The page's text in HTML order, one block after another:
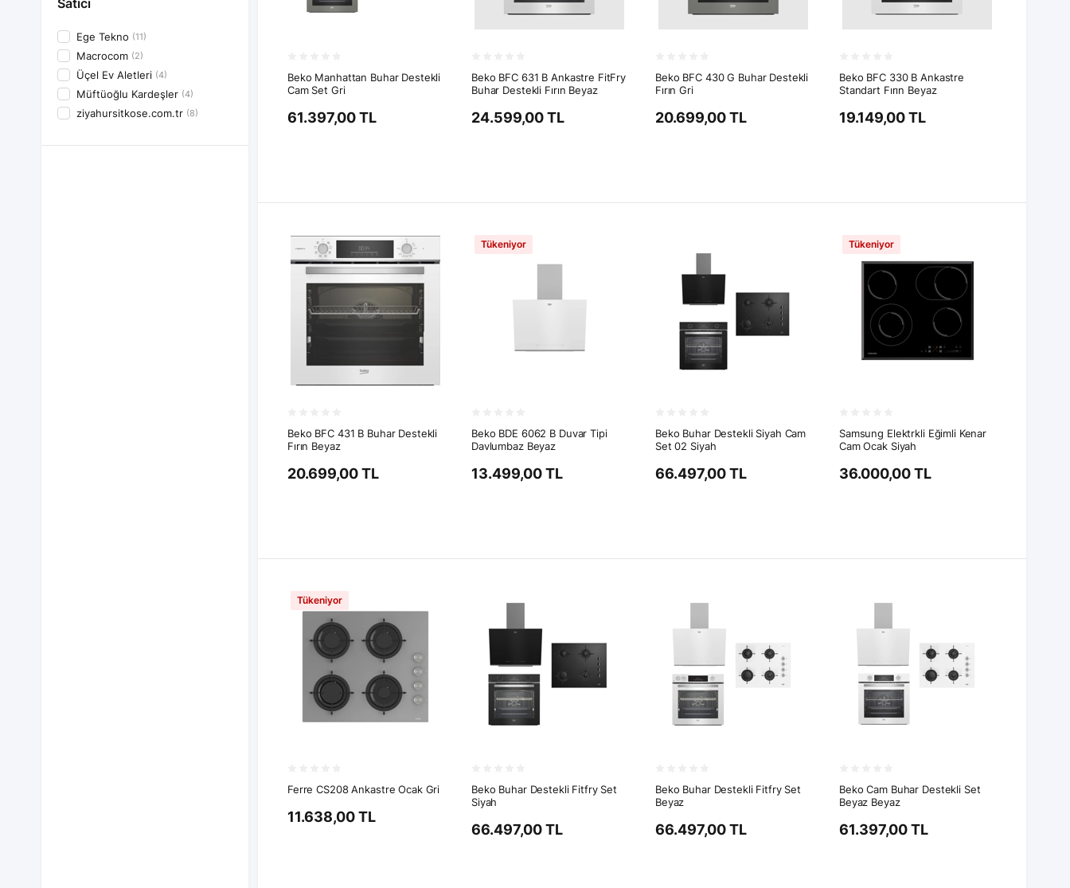
Satıcı
Ege Tekno (11)
Macrocom (2)
Üçel Ev Aletleri (4)
Müftüoğlu Kardeşler (4)
ziyahursitkose.com.tr (8)
Beko Manhattan Buhar Destekli
Cam Set Gri
61.397,00 TL
Beko BFC 631 B Ankastre FitFry
Buhar Destekli Fırın Beyaz
24.599,00 TL
Beko BFC 430 G Buhar Destekli
Fırın Gri
20.699,00 TL
Beko BFC 330 B Ankastre
Standart Fırın Beyaz
19.149,00 TL
Beko BFC 431 B Buhar Destekli
Fırın Beyaz
20.699,00 TL
Tükeniyor
Beko BDE 6062 B Duvar Tipi
Davlumbaz Beyaz
13.499,00 TL
Beko Buhar Destekli Siyah Cam
Set 02 Siyah
66.497,00 TL
Tükeniyor
Samsung Elektrkli Eğimli Kenar
Cam Ocak Siyah
36.000,00 TL
Tükeniyor
Ferre CS208 Ankastre Ocak Gri
11.638,00 TL
Beko Buhar Destekli Fitfry Set
Siyah
66.497,00 TL
Beko Buhar Destekli Fitfry Set
Beyaz
66.497,00 TL
Beko Cam Buhar Destekli Set
Beyaz Beyaz
61.397,00 TL